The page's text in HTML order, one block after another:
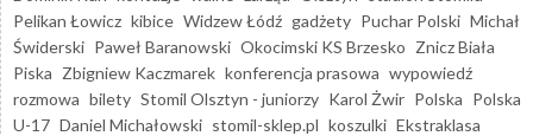
Pelikan Łowicz kibice Widzew Łódź gadżety Puchar Polski Michał
Świderski Paweł Baranowski Okocimski KS Brzesko Znicz Biała
Piska Zbigniew Kaczmarek konferencja prasowa wypowiedź
rozmowa bilety Stomil Olsztyn - juniorzy Karol Żwir Polska Polska
U-17 Daniel Michałowski stomil-sklep.pl koszulki Ekstraklasa